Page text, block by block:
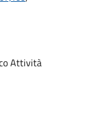
Attività